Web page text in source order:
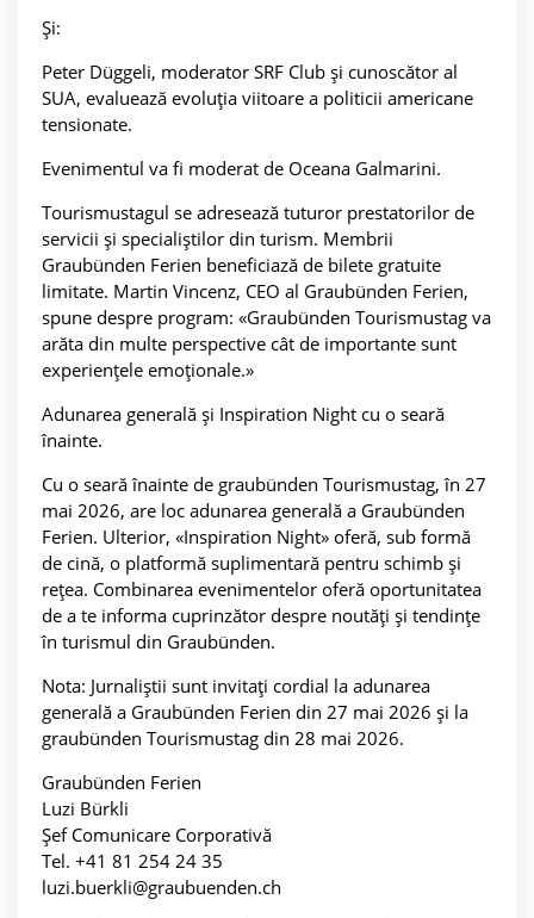
Și:
Peter Düggeli, moderator SRF Club și cunoscător al
SUA, evaluează evoluția viitoare a politicii americane
tensionate.
Evenimentul va fi moderat de Oceana Galmarini.
Tourismustagul se adresează tuturor prestatorilor de
servicii și specialiștilor din turism. Membrii
Graubünden Ferien beneficiază de bilete gratuite
limitate. Martin Vincenz, CEO al Graubünden Ferien,
spune despre program: «Graubünden Tourismustag va
arăta din multe perspective cât de importante sunt
experiențele emoționale.»
Adunarea generală și Inspiration Night cu o seară
înainte.
Cu o seară înainte de graubünden Tourismustag, în 27
mai 2026, are loc adunarea generală a Graubünden
Ferien. Ulterior, «Inspiration Night» oferă, sub formă
de cină, o platformă suplimentară pentru schimb și
rețea. Combinarea evenimentelor oferă oportunitatea
de a te informa cuprinzător despre noutăți și tendințe
în turismul din Graubünden.
Nota: Jurnaliștii sunt invitați cordial la adunarea
generală a Graubünden Ferien din 27 mai 2026 și la
graubünden Tourismustag din 28 mai 2026.
Graubünden Ferien
Luzi Bürkli
Șef Comunicare Corporativă
Tel. +41 81 254 24 35
luzi.buerkli@graubuenden.ch